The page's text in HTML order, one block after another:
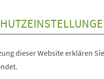
dieser Website erklären